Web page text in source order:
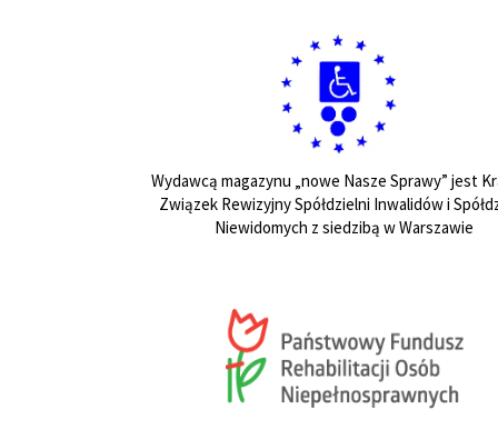
Wydawcą magazynu „nowe Nasze Sprawy” jest
Związek Rewizyjny Spółdzielni Inwalidów i
Niewidomych z siedzibą w Warszawie